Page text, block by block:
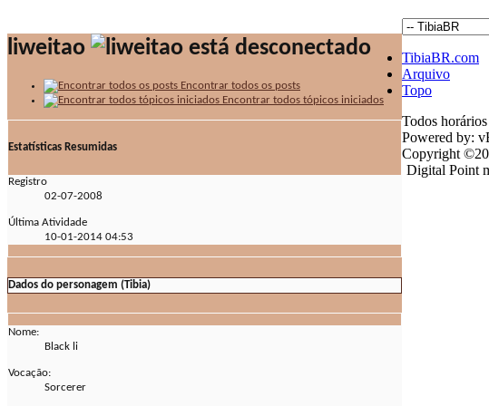
liweitao
Encontrar todos os posts
Encontrar todos tópicos iniciados
Estatísticas Resumidas
Registro
02-07-2008
Última Atividade
10-01-2014 04:53
Dados do personagem (Tibia)
Nome:
Black li
Vocação:
Sorcerer
TibiaBR.com
Arquivo
Topo
Todos
Powered by:
Copyright
Digital Point